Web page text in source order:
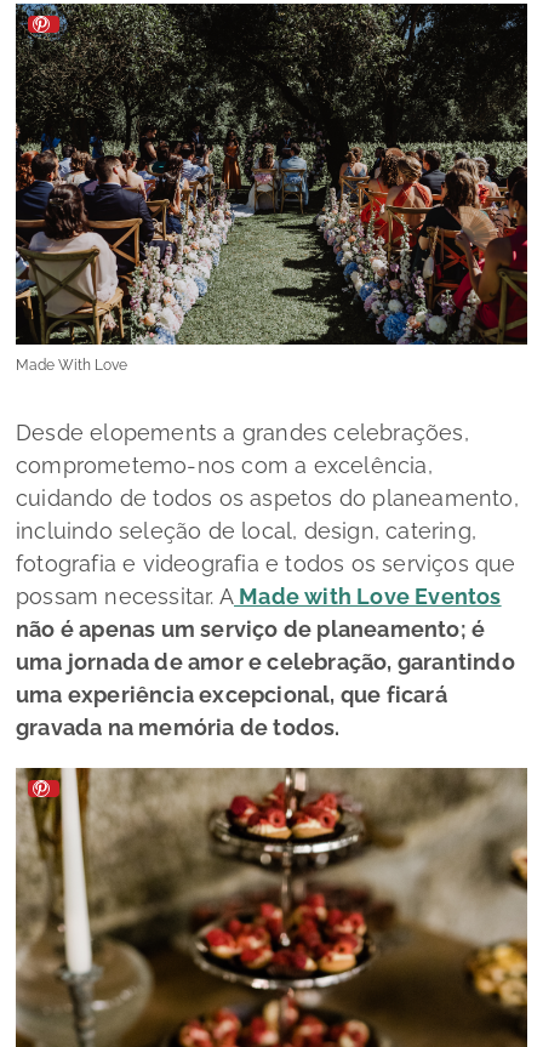
Made With Love
Desde elopements a grandes celebrações,
comprometemo-nos com a excelência,
cuidando de todos os aspetos do planeamento,
incluindo seleção de local, design, catering,
fotografia e videografia e todos os serviços que
possam necessitar. A Made with Love Eventos
não é apenas um serviço de planeamento; é
uma jornada de amor e celebração, garantindo
uma experiência excepcional, que ficará
gravada na memória de todos.